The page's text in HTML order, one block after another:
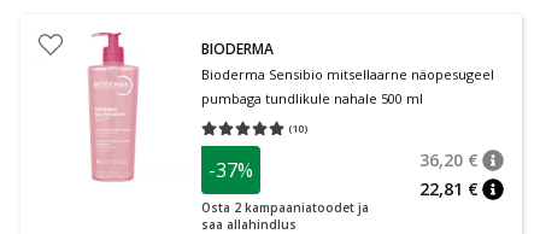
BIODERMA
Bioderma Sensibio mitsellaarne näopesugeel
pumbaga tundlikule nahale 500 ml
(10)
Keskmine hinnang 5.00
-37%
Osta 2 kampaaniatoodet ja
saa allahindlus
36,20 €
22,81 €